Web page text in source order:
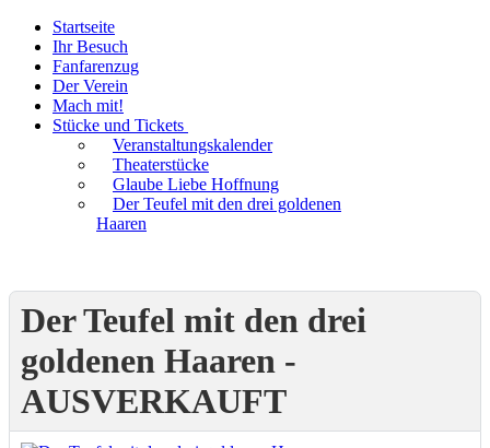
Startseite
Ihr Besuch
Fanfarenzug
Der Verein
Mach mit!
Stücke und Tickets
Veranstaltungskalender
Theaterstücke
Glaube Liebe Hoffnung
Der Teufel mit den drei goldenen
Haaren
Der Teufel mit den drei
goldenen Haaren -
AUSVERKAUFT